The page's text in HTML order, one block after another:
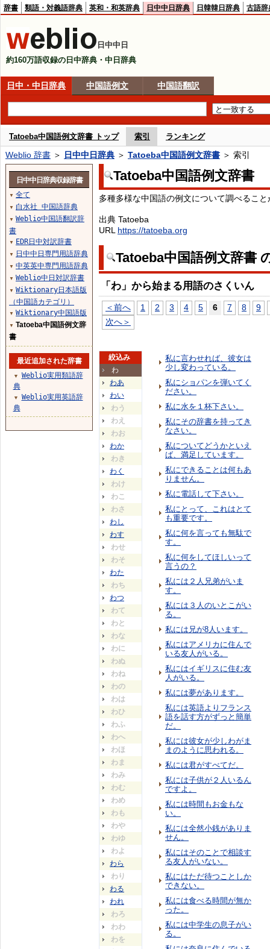
辞書 類語・対義語辞典 英和・和英辞典 日中中日辞典 日韓韓日辞典 古語辞
日中中日
約160万語収録の日中辞典・中日辞典
日中・中日辞典 中国語例文 中国語翻訳
Tatoeba中国語例文辞書 トップ 索引 ランキング
Weblio 辞書 ＞ 日中中日辞典 ＞ Tatoeba中国語例文辞書 ＞ 索引
Tatoeba中国語例文辞書
多種多様な中国語の例文について調べるこ
出典 Tatoeba
URL https://tatoeba.org
Tatoeba中国語例文辞書
「わ」から始まる用語のさくいん
＜前へ 1 2 3 4 5 6 7 8
9
次へ＞
絞込み
わ
わあ
わい
わう
わえ
わお
わか
わき
わく
わけ
わこ
わさ
わし
わす
わせ
わそ
わた
わち
わつ
わて
わと
わな
わに
わぬ
わね
わの
わは
わひ
わふ
わへ
わほ
わま
わみ
わむ
わめ
わも
わや
わゆ
わよ
わら
わり
わる
われ
わろ
わわ
わを
私に言わせれば、彼女は
少し変わっている。
私にショパンを弾いてく
ださい。
私に水を１杯下さい。
私にその辞書を持ってき
なさい。
私についてどうかといえ
ば、満足しています。
私にできることは何もあ
りません。
私に電話して下さい。
私にとって、これはとて
も重要です。
私に何を言っても無駄で
す。
私に何をしてほしいって
言うの？
私には２人兄弟がいま
す。
私には３人のいとこがい
る。
私には兄が8人います。
私にはアメリカに住んで
いる友人がいる。
私にはイギリスに住む友
人がいる。
私には夢があります。
私には英語よりフランス
語を話す方がずっと簡単
だ。
私には彼女が少しわがま
まのように思われる。
私には君がすべてだ。
私には子供が２人いるん
ですよ。
私には時間もお金もな
い。
私には全然小銭がありま
せん。
私にはそのことで相談す
る友人がいない。
私にはただ待つことしか
できない。
私には食べる時間が無か
った。
私には中学生の息子がい
る。
日中中日辞典収録辞書
▼ 全て
▼ 白水社 中国語辞典
▼ Weblio中国語翻訳辞
書
▼ EDR日中対訳辞書
▼ 日中中日専門用語辞典
▼ 中英英中専門用語辞典
▼ Weblio中日対訳辞書
▼ Wiktionary日本語版
（中国語カテゴリ）
▼ Wiktionary中国語版
▼ Tatoeba中国語例文辞
書
最近追加された辞書
▼
Weblio実用類語辞
典
▼
Weblio実用英語辞
典